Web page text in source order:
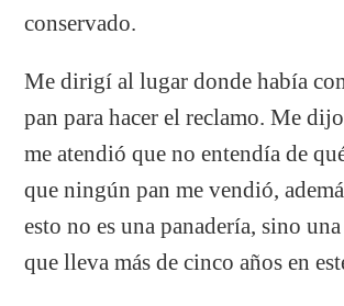
conservado.
Me dirigí al lugar donde había
pan para hacer el reclamo. Me
me atendió que no entendía de
que ningún pan me vendió,
esto no es una panadería, sino
que lleva más de cinco años en